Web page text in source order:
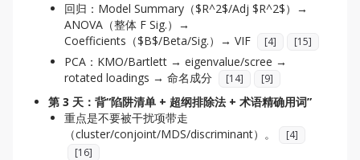
回归：Model Summary（$R^2$/Adj $R^2$）→
ANOVA（整体 F Sig.）→
Coefficients（$B$/Beta/Sig.）→ VIF
[4] [15]
PCA：KMO/Bartlett → eigenvalue/scree →
rotated loadings → 命名成分
[14] [9]
第 3 天：背“陷阱清单 + 超纲排除法 + 术语精确用词”
重点是不要被干扰项带走
（cluster/conjoint/MDS/discriminant）。
[4]
[16]